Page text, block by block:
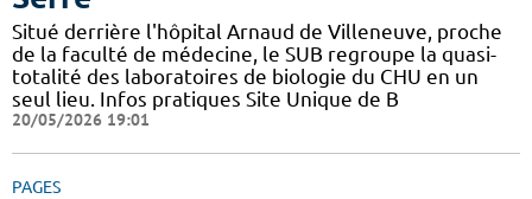
Situé derrière l'hôpital Arnaud de Villeneuve, proche
de la faculté de médecine, le SUB regroupe la quasi-
totalité des laboratoires de biologie du CHU en un
seul lieu. Infos pratiques Site Unique de B
20/05/2026 19:01
PAGES